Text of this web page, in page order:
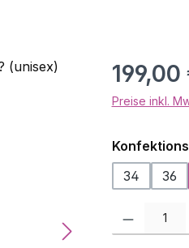
Regulärer
199,00
Preise inkl.
34
36
Produkt